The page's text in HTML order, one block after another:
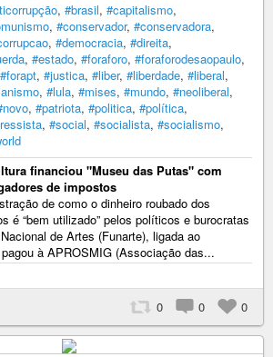
, #brasil, #capitalismo,
, #conservador, #conservadora,
, #democracia, #direita,
, #estado, #foraforo, #foraforodesaopaulo,
#forapt, #justica, #liber, #liberdade, #liberal,
, #lula, #mises, #mundo, #neoliberal,
, #patriota, #politica, #política,
, #social, #socialista, #socialismo,
financiou "Museu das Putas" com
de impostos
de como o dinheiro roubado dos
é “bem utilizado” pelos políticos e burocratas
de Artes (Funarte), ligada ao
à APROSMIG (Associação das...
0 0 0